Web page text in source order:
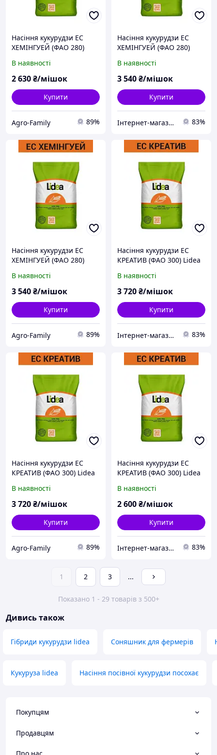
Насіння кукурудзи ЕС
ХЕМІНГУЕЙ (ФАО 280)
В наявності
2 630₴/мішок
Купити
Agro-Family 89%
Насіння кукурудзи ЕС
ХЕМІНГУЕЙ (ФАО 280)
В наявності
3 540₴/мішок
Купити
Інтернет-магазин All-Torg 83%
Насіння кукурудзи ЕС
ХЕМІНГУЕЙ (ФАО 280)
В наявності
3 540₴/мішок
Купити
Agro-Family 89%
Насіння кукурудзи ЕС
КРЕАТИВ (ФАО 300) Lidea
В наявності
3 720₴/мішок
Купити
Інтернет-магазин All-Torg 83%
Насіння кукурудзи ЕС
КРЕАТИВ (ФАО 300) Lidea
В наявності
3 720₴/мішок
Купити
Agro-Family 89%
Насіння кукурудзи ЕС
КРЕАТИВ (ФАО 300) Lidea
В наявності
2 600₴/мішок
Купити
Інтернет-магазин All-Torg 83%
1 2 3 ...
Показано 1 - 29 товарів з 500+
Дивись також
Гібриди кукурудзи lidea Соняшник для фермерів
Кукуруза lidea Насіння посівної кукурудзи посохає
Покупцям
Продавцям